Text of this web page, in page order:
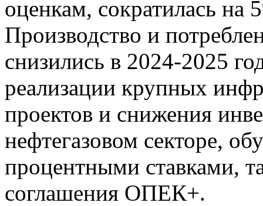
оценкам, сократилась на
Производство и
снизились в 2024-2025
реализации крупных
проектов и снижения
нефтегазовом секторе,
процентными ставками,
соглашения ОПЕК+.